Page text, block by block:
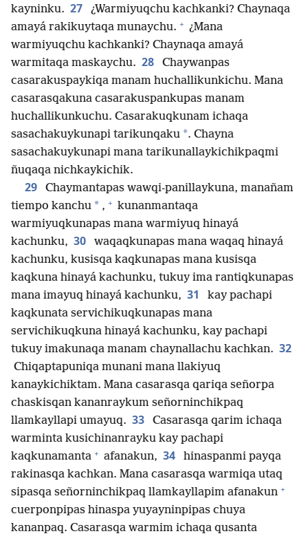
kayninku. 27
¿Warmiyuqchu kachkanki? Chaynaqa
amayá rakikuytaqa munaychu. + ¿Mana
warmiyuqchu kachkanki? Chaynaqa amayá
warmitaqa maskaychu. 28
Chaywanpas
casarakuspaykiqa manam huchallikunkichu. Mana
casarasqakuna casarakuspankupas manam
huchallikunkuchu. Casarakuqkunam ichaqa
sasachakuykunapi tarikunqaku *. Chayna
sasachakuykunapi mana tarikunallaykichikpaqmi
ñuqaqa nichkaykichik.
29
Chaymantapas wawqi-panillaykuna, manañam
tiempo kanchu * , + kunanmantaqa
warmiyuqkunapas mana warmiyuq hinayá
kachunku, 30
waqaqkunapas mana waqaq hinayá
kachunku, kusisqa kaqkunapas mana kusisqa
kaqkuna hinayá kachunku, tukuy ima rantiqkunapas
mana imayuq hinayá kachunku, 31
kay pachapi
kaqkunata servichikuqkunapas mana
servichikuqkuna hinayá kachunku, kay pachapi
tukuy imakunaqa manam chaynallachu kachkan. 32
Chiqaptapuniqa munani mana llakiyuq
kanaykichiktam. Mana casarasqa qariqa señorpa
chaskisqan kananraykum señorninchikpaq
llamkayllapi umayuq. 33
Casarasqa qarim ichaqa
warminta kusichinanrayku kay pachapi
kaqkunamanta + afanakun, 34
hinaspanmi payqa
rakinasqa kachkan. Mana casarasqa warmiqa utaq
sipasqa señorninchikpaq llamkayllapim afanakun +
cuerponpipas hinaspa yuyayninpipas chuya
kananpaq. Casarasqa warmim ichaqa qusanta